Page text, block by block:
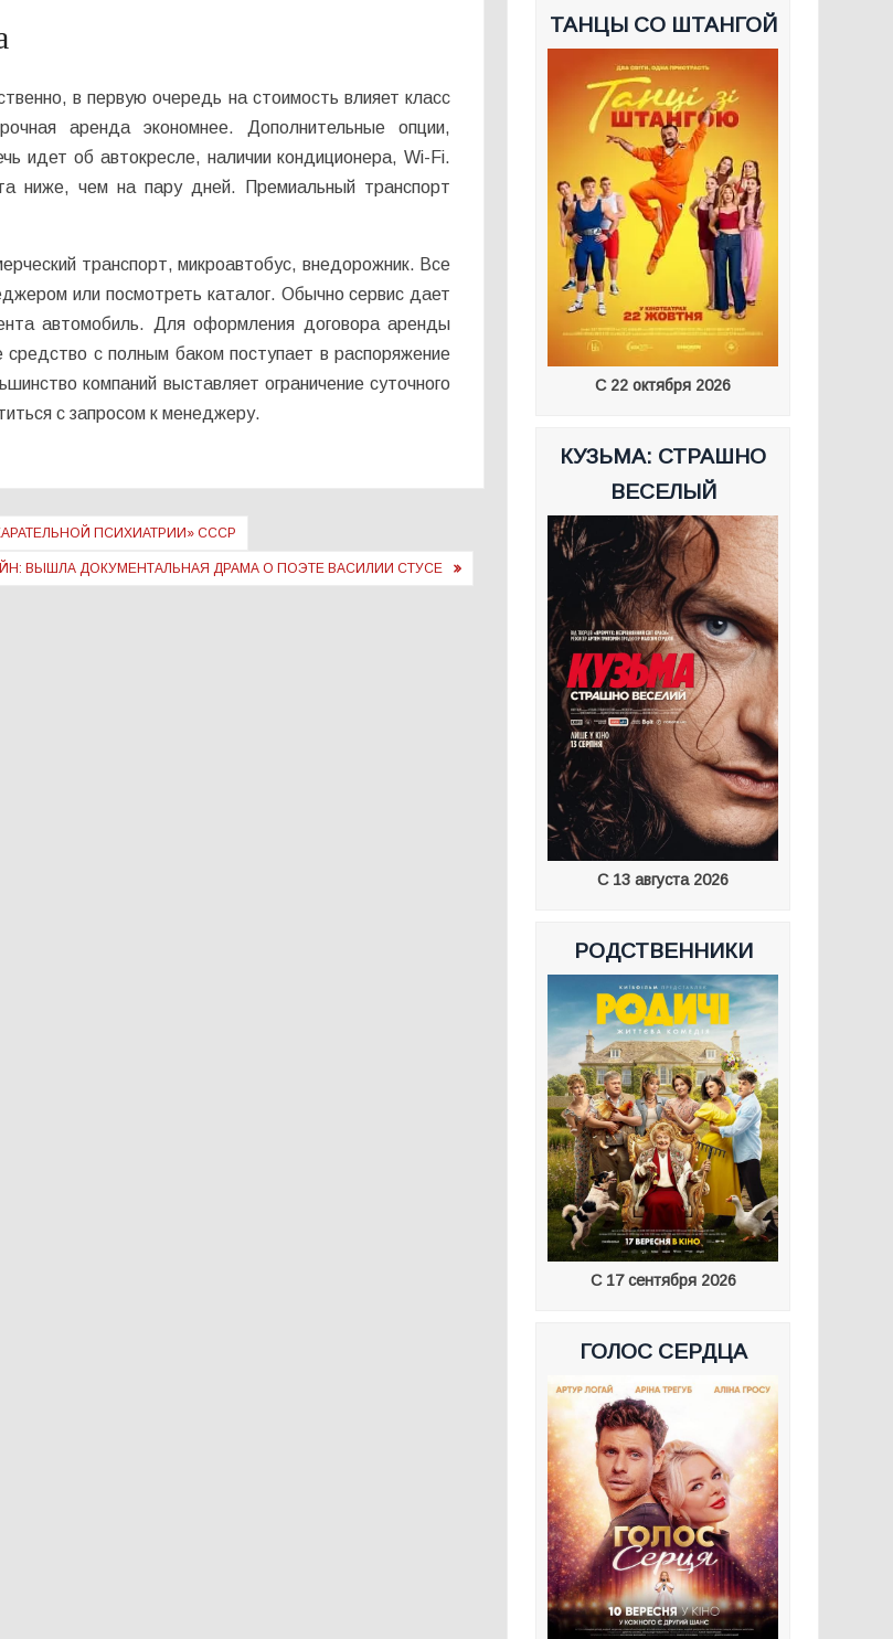
в первую очередь на стоимость влияет класс
аренда экономнее. Дополнительные опции,
идет об автокресле, наличии кондиционера, Wi-Fi.
ниже, чем на пару дней. Премиальный транспорт
транспорт, микроавтобус, внедорожник. Все
или посмотреть каталог. Обычно сервис дает
автомобиль. Для оформления договора аренды
с полным баком поступает в распоряжение
компаний выставляет ограничение суточного
с запросом к менеджеру.
ПСИХИАТРИИ» СССР
ВЫШЛА ДОКУМЕНТАЛЬНАЯ ДРАМА О ПОЭТЕ ВАСИЛИИ СТУСЕ
ТАНЦЫ СО ШТАНГОЙ
С 22 октября 2026
КУЗЬМА: СТРАШНО
ВЕСЕЛЫЙ
С 13 августа 2026
РОДСТВЕННИКИ
С 17 сентября 2026
ГОЛОС СЕРДЦА